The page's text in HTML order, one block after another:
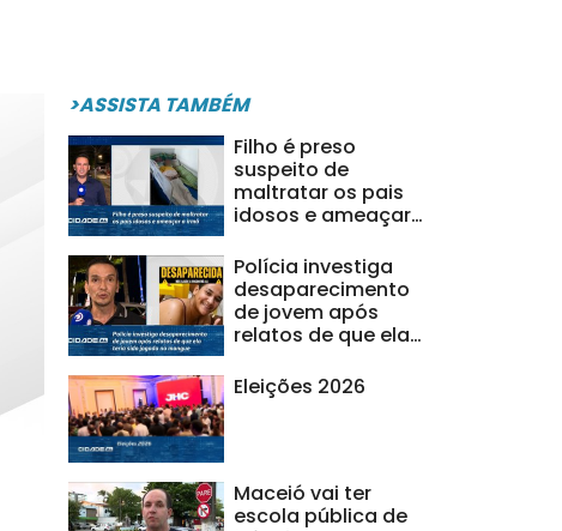
>ASSISTA TAMBÉM
Filho é preso
suspeito de
maltratar os pais
idosos e ameaçar
Polícia investiga
desaparecimento
de jovem após
relatos de que ela
no mangue
Eleições 2026
Maceió vai ter
escola pública de